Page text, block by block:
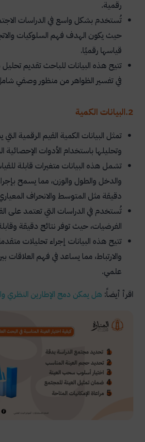
رقمية.
تُستخدم بشكل واسع في الدراسات
حيث يكون الهدف فهم السلوكيات
قياسها رقميًا.
تتيح هذه البيانات للباحث تقديم
في تفسير الظواهر من منظور وصفي
2.البيانات الكمية
تمثل البيانات الكمية القيم الرقمية
وتحليلها باستخدام الأدوات الإحصائية
تشمل هذه البيانات متغيرات قابلة
والدخل والطول والوزن، مما يسمح
دقيقة مثل المتوسط والانحراف
تُستخدم في الدراسات التي تعتمد على
الفرضيات، حيث توفر نتائج دقيقة
تتيح هذه البيانات إجراء تحليلات
والارتباط، مما يساعد في فهم العلاقات
علمي.
اقرأ أيضاً: هل يمكن دمج الإطارين النظري